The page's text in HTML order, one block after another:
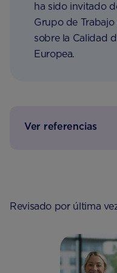
ha sido invitado
Grupo de
sobre la Calidad
Europea.
Ver referencias
Revisado por última